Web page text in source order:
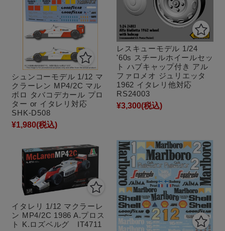
シュンコーモデル 1/12 マ
クラーレン MP4/2C マル
ボロ タバコデカール プロ
ター or イタレリ対応
SHK-D508
¥1,980(税込)
レスキューモデル 1/24
'60s スチールホイールセッ
ト ハブキャップ付き アル
ファロメオ ジュリエッタ
1962 イタレリ他対応
RS24003
¥3,300(税込)
イタレリ 1/12 マクラーレ
ン MP4/2C 1986 A.プロス
ト K.ロズベルグ IT4711